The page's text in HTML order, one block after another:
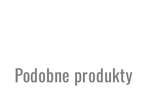
Podobne produkty